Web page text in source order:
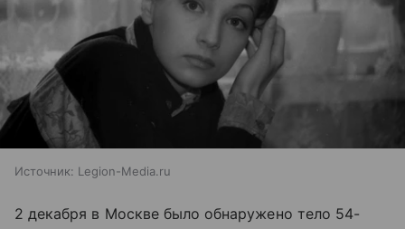
Источник: Legion-Media.ru
2 декабря в Москве было обнаружено тело 54-